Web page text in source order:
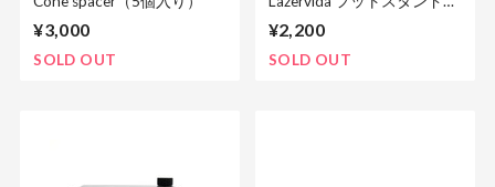
¥3,000
SOLD OUT
¥2,200
SOLD OUT